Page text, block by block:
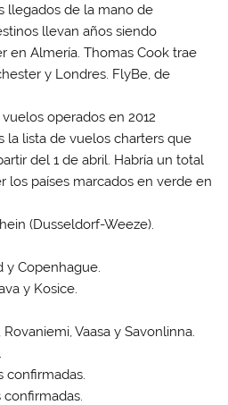
llegados de la mano de
llevan años siendo
en Almería. Thomas Cook trae
y Londres. FlyBe, de
operados en 2012
la lista de vuelos charters que
del 1 de abril. Habría un total
los países marcados en verde en
(Dusseldorf-Weeze).
y Copenhague.
y Kosice.
Rovaniemi, Vaasa y Savonlinna.
confirmadas.
confirmadas.